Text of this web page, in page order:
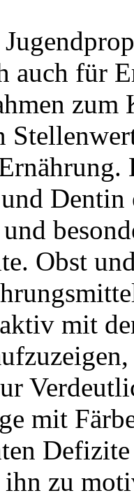
auch für
zum
Obst
mit
mit
ihn zu